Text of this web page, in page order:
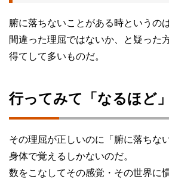
腑に落ちないことがある時というのは
間違った理屈ではないか、と疑った
得てして多いものだ。
行ってみて「なるほど」
その理屈が正しいのに「腑に落ちな
身体で覚えるしかないのだ。
数をこなしてその感覚・その世界に